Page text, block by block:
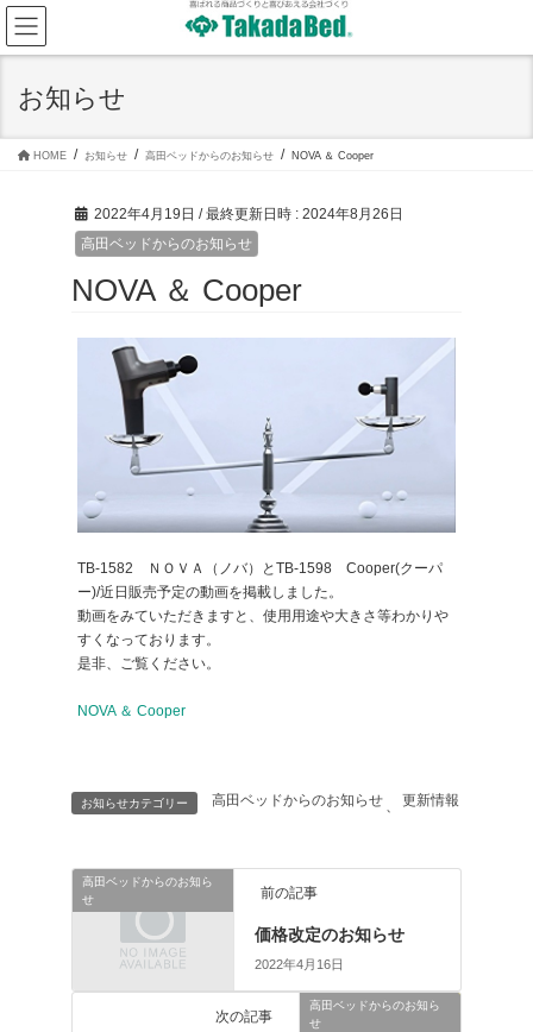
コ
テ
ン
ナ
ゲ
ー
お知らせ
HOME お知らせ 高田ベッドからのお知らせ NOVA ＆ Cooper
2022年4月19日 / 最終更新日時 : 2024年8月26日
高田ベッドからのお知らせ
NOVA ＆ Cooper
TB-1582 ＮＯＶＡ（ノバ）とTB-1598 Cooper(クーパ
ー)/近日販売予定の動画を掲載しました。
動画をみていただきますと、使用用途や大きさ等わかりや
すくなっております。
是非、ご覧ください。
NOVA ＆ Cooper
お知らせカテゴリー 高田ベッドからのお知らせ 更新情報
高田ベッドからのお知ら
せ
前の記事
価格改定のお知らせ
2022年4月16日
高田ベッドからのお知ら
せ
次の記事